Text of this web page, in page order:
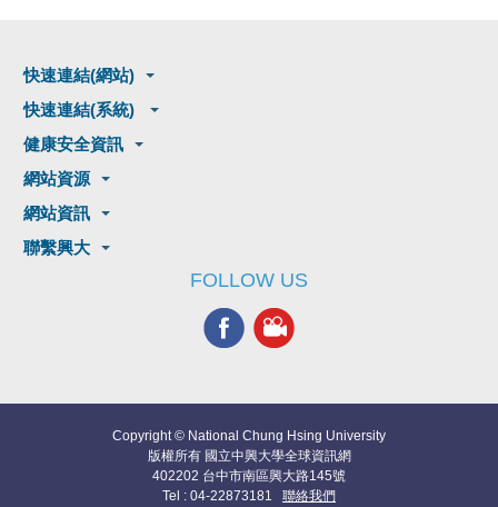
快速連結(網站)
快速連結(系統)
健康安全資訊
網站資源
網站資訊
聯繫興大
FOLLOW US
Copyright © National Chung Hsing University
版權所有 國立中興大學全球資訊網
402202 台中市南區興大路145號
Tel : 04-22873181 聯絡我們